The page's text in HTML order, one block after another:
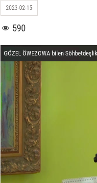
2023-02-15
590
GÖZEL ÖWEZOWA bilen